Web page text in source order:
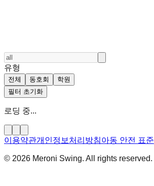
유형
전체 동호회
학원
필터 초기화
로딩 중...
이용약관개인정보처리방침아동 안전 표준
© 2026 Meroni Swing. All rights reserved.